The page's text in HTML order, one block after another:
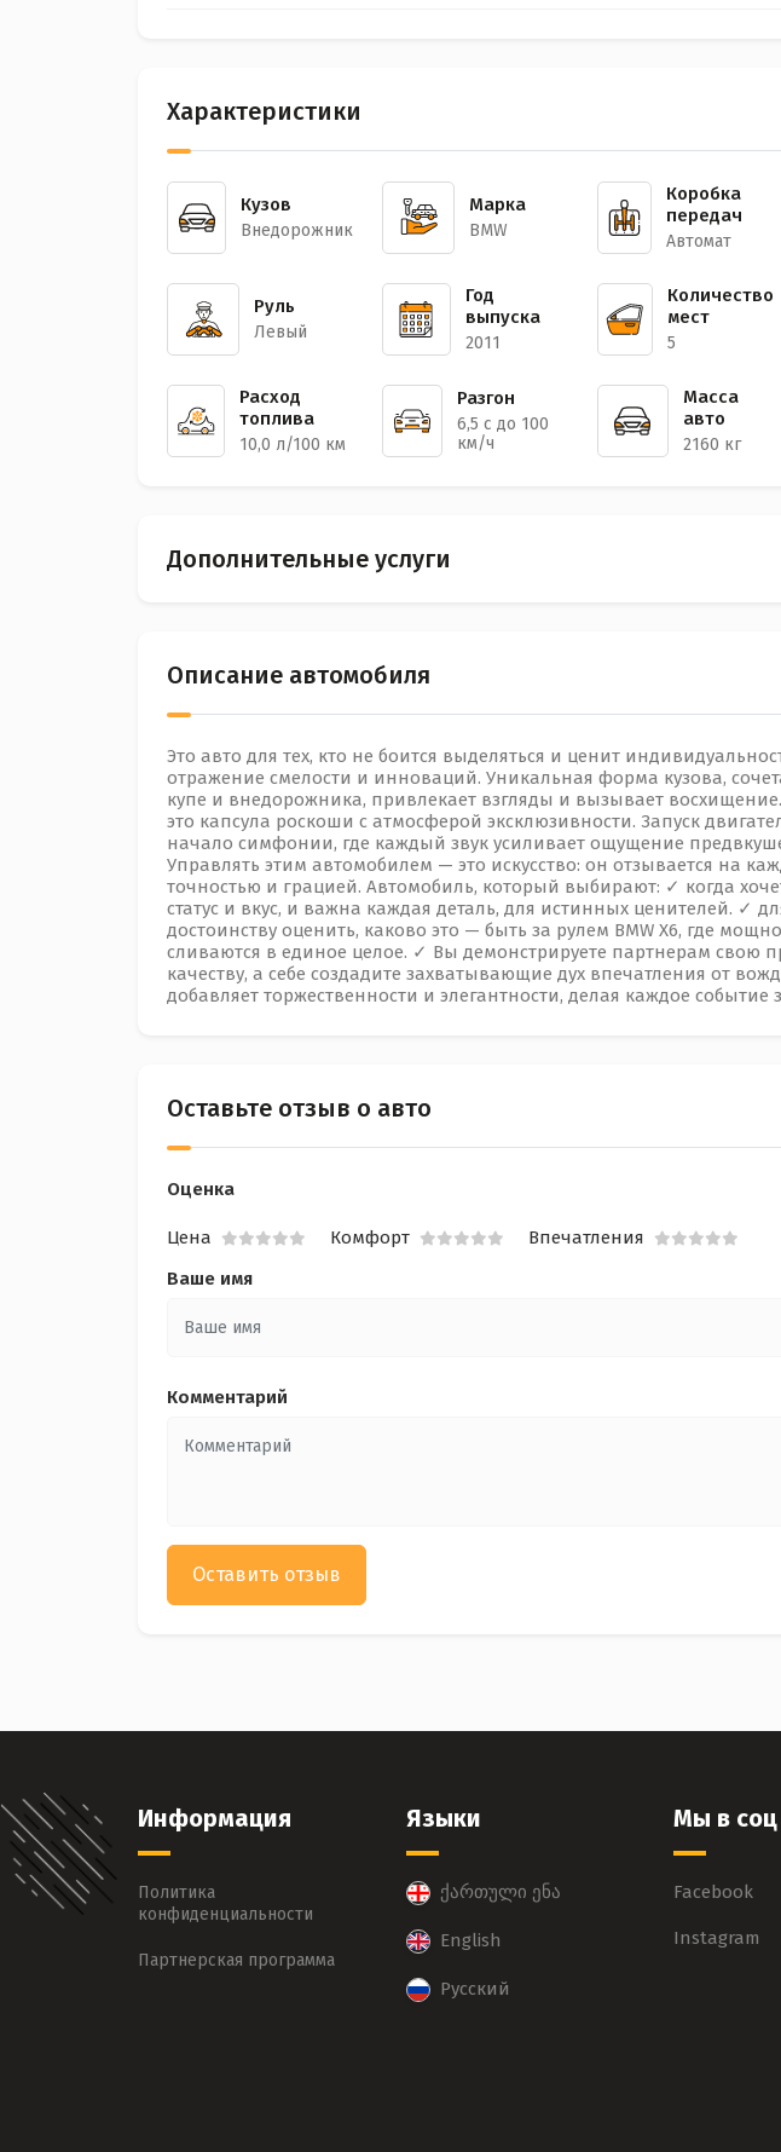
Характеристики
Кузов
Внедорожник
Марка
BMW
Коробка
передач
Автомат
Руль
Левый
Год
выпуска
2011
Количество
мест
5
Расход
топлива
10,0 л/100 км
Разгон
6,5 с до 100
км/ч
Масса
авто
2160 кг
Дополнительные услуги
Описание автомобиля
Это авто для тех, кто не боится выделяться и ценит
отражение смелости и инноваций. Уникальная форма кузова,
купе и внедорожника, привлекает взгляды и вызывает
это капсула роскоши с атмосферой эксклюзивности. Запуск
начало симфонии, где каждый звук усиливает ощущение
Управлять этим автомобилем — это искусство: он отзывается на
точностью и грацией. Автомобиль, который выбирают: ✓ когда
статус и вкус, и важна каждая деталь, для истинных ценителей. ✓
достоинству оценить, каково это — быть за рулем BMW X6, где
сливаются в единое целое. ✓ Вы демонстрируете партнерам свою
качеству, а себе создадите захватывающие дух впечатления от
добавляет торжественности и элегантности, делая каждое
Оставьте отзыв о авто
Оценка
Цена Комфорт
Впечатления
Ваше имя
Комментарий
Оставить отзыв
Информация
Политика
конфиденциальности
Партнерская программа
Языки
ქართული ენა
English
Русский
Мы в соц
Facebook
Instagram